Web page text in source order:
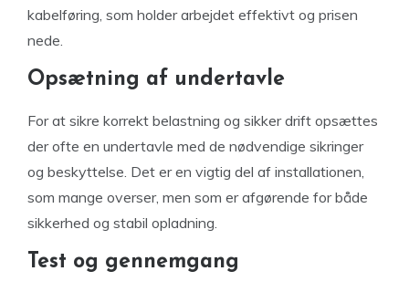
kabelføring, som holder arbejdet effektivt og prisen
nede.
Opsætning af undertavle
For at sikre korrekt belastning og sikker drift opsættes
der ofte en undertavle med de nødvendige sikringer
og beskyttelse. Det er en vigtig del af installationen,
som mange overser, men som er afgørende for både
sikkerhed og stabil opladning.
Test og gennemgang